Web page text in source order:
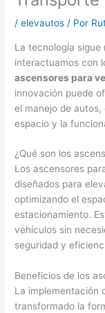
/elevautos / Por
La tecnología sigue
interactuamos con
ascensores para
innovación puede
el manejo de
espacio y la
¿Qué son los
Los ascensores
diseñados para
optimizando el
estacionamiento.
vehículos sin
seguridad y
Beneficios de los
La implementación
transformado la